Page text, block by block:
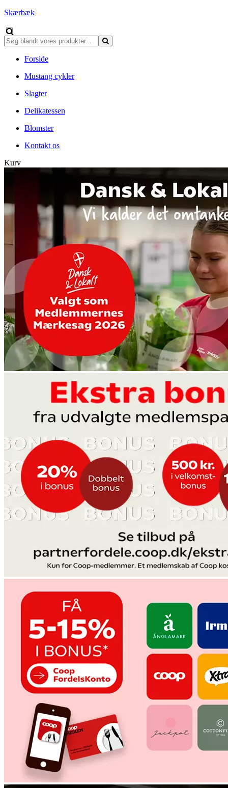
Skærbæk
Forside
Mustang cykler
Slagter
Delikatessen
Blomster
Kontakt os
Kurv